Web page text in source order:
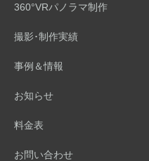
360°VRパノラマ制作
撮影･制作実績
事例＆情報
お知らせ
料金表
お問い合わせ